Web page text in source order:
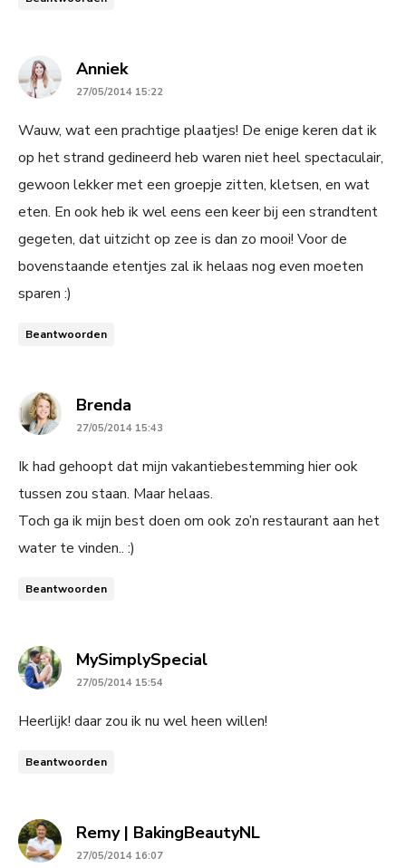
Annieksays:
27/05/2014 15:22
Wauw, wat een prachtige plaatjes! De enige keren dat ik
op het strand gedineerd heb waren niet heel spectaculair,
gewoon lekker met een groepje zitten, kletsen, en wat
eten. En ook heb ik wel eens een keer bij een strandtent
gegeten, dat uitzicht op zee is dan zo mooi! Voor de
bovenstaande etentjes zal ik helaas nog even moeten
sparen :)
Beantwoorden
Brenda
27/05/2014 15:43
Ik had gehoopt dat mijn vakantiebestemming hier ook
tussen zou staan. Maar helaas.
Toch ga ik mijn best doen om ook zo’n restaurant aan het
water te vinden.. :)
Beantwoorden
MySimplySpecialsays:
27/05/2014 15:54
Heerlijk! daar zou ik nu wel heen willen!
Beantwoorden
Remy | BakingBeautyNLsays:
27/05/2014 16:07